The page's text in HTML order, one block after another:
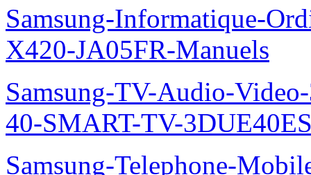
Samsung-Informatique-
X420-JA05FR-Manuels
Samsung-TV-Audio-
40-SMART-TV-
Samsung-Telephone-